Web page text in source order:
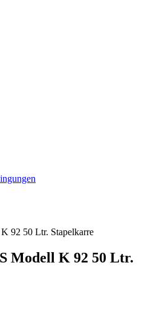
Modell K 92 50 Ltr.